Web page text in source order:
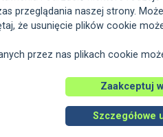
przeglądania naszej strony.
że usunięcie plików cookie
przez nas plikach cookie
Zaakceptuj
Szczegółowe